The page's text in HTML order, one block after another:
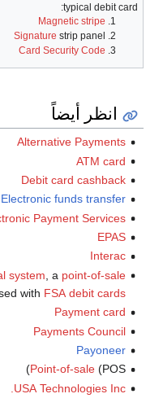
typical debit card:
Magnetic stripe
Signature strip panel
Card Security Code
انظر أيضاً
Alternative Payments
ATM card
Debit card cashback
Electronic funds transfer
Payment Services
EPAS
Interac
system , a point-of-sale
with FSA debit cards
Payment card
Payments Council
Payoneer
Point-of-sale(POS)
USA Technologies Inc.